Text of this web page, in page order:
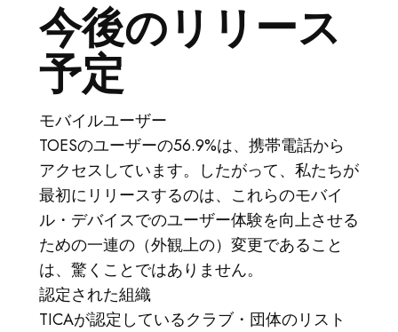
REPORTED ISSUES
CAT SHOW APP FAQ'S
今後のリリース
予定
モバイルユーザー
TOESのユーザーの56.9%は、携帯電話から
アクセスしています。したがって、私たちが
最初にリリースするのは、これらのモバイ
ル・デバイスでのユーザー体験を向上させる
ための一連の（外観上の）変更であること
は、驚くことではありません。
認定された組織
TICAが認定しているクラブ・団体のリスト